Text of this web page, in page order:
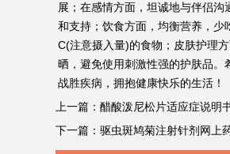
展；在感情方面，坦诚地与伴侣沟
和支持；饮食方面，均衡营养，少
C(注意摄入量)的食物；皮肤护理
晒，避免使用刺激性强的护肤品。
战胜疾病，拥抱健康快乐的生活！
上一篇：醋酸泼尼松片适应症说明
下一篇：驱虫斑鸠菊注射针剂网上